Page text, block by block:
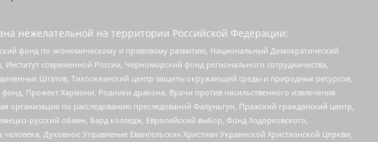
нежелательной на территории Российской Федерации:
фонд по экономическому и правовому развитию, Национальный Демократический
современной России, Черноморский фонд регионального сотрудничества,
Штатов, Тихоокеанский центр защиты окружающей среды и природных ресурсов,
Прожект Хармони, Родники дракона, Врачи против насильственного извлечения
по расследованию преследований Фалуньгун, Пражский гражданский центр,
русский обмен, Бард колледж, Европейский выбор, Фонд Ходорковского,
Духовное Управление Евангельских Христиан Украинской Христианской Церкви,